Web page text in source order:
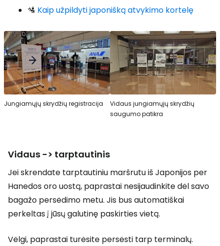
🛂 Kaip užpildyti japonišką atvykimo kortelę
Jungiamųjų skrydžių registracija
Vidaus jungiamųjų skrydžių
saugumo patikra
Vidaus -> tarptautinis
Jei skrendate tarptautiniu maršrutu iš Japonijos per
Hanedos oro uostą, paprastai nesijaudinkite dėl savo
bagažo persėdimo metu. Jis bus automatiškai
perkeltas į jūsų galutinę paskirties vietą.
Vėlgi, paprastai turėsite persėsti tarp terminalų.